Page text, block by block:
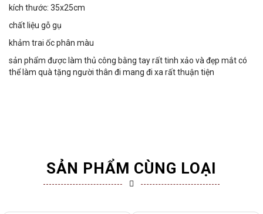
kích thước: 35x25cm
chất liệu gỗ gụ
khảm trai ốc phân màu
sản phẩm được làm thủ công bằng tay rất tinh xảo và đẹp mắt có
thể làm quà tặng người thân đi mang đi xa rất thuận tiện
SẢN PHẨM CÙNG LOẠI